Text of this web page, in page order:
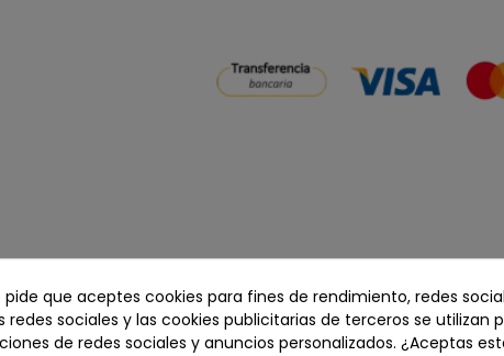
Precio total: 2.097,00 €
que aceptes cookies para fines de rendimiento, redes
redes sociales y las cookies publicitarias de terceros se utilizan
de redes sociales y anuncios personalizados. ¿Aceptas